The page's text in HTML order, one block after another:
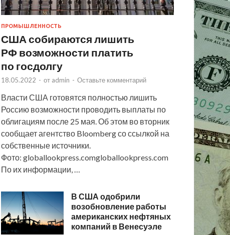
ПРОМЫШЛЕННОСТЬ
США собираются лишить
РФ возможности платить
по госдолгу
18.05.2022 - от admin - Оставьте комментарий
Власти США готовятся полностью лишить
Россию возможности проводить выплаты по
облигациям после 25 мая. Об этом во вторник
сообщает агентство Bloomberg со ссылкой на
собственные источники.
Фото: globallookpress.comgloballookpress.com
По их информации, …
В США одобрили
возобновление работы
американских нефтяных
компаний в Венесуэле